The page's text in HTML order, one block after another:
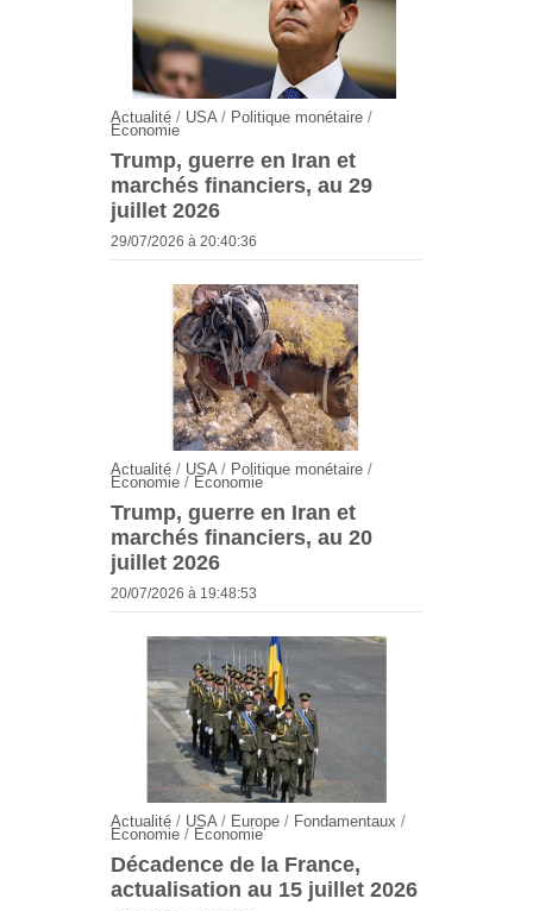
Actualité/ USA/ Politique monétaire/
Economie
Trump, guerre en Iran et
marchés financiers, au 29
juillet 2026
29/07/2026 à 20:40:36
Actualité/ USA/ Politique monétaire/
Economie/ Economie
Trump, guerre en Iran et
marchés financiers, au 20
juillet 2026
20/07/2026 à 19:48:53
Actualité/ USA/ Europe/ Fondamentaux /
Economie/ Economie
Décadence de la France,
actualisation au 15 juillet 2026